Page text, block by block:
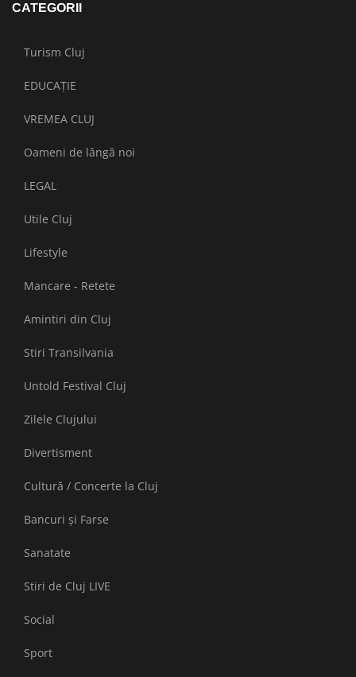
CATEGORII
Turism Cluj
EDUCAȚIE
VREMEA CLUJ
Oameni de lângă noi
LEGAL
Utile Cluj
Lifestyle
Mancare - Retete
Amintiri din Cluj
Stiri Transilvania
Untold Festival Cluj
Zilele Clujului
Divertisment
Cultură / Concerte la Cluj
Bancuri și Farse
Sanatate
Stiri de Cluj LIVE
Social
Sport